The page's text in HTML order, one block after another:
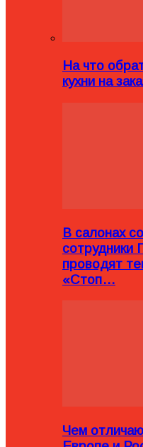
На что
кухни на
В салонах
сотрудники
проводят
«Стоп…
Чем